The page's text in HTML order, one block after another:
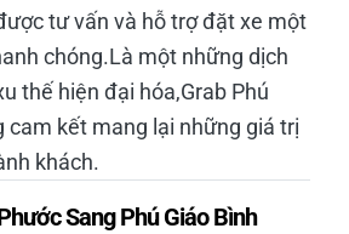
tư vấn và hỗ trợ đặt xe một
chóng.Là một những dịch
thế hiện đại hóa,Grab Phú
cam kết mang lại những giá trị
khách.
Sang Phú Giáo Bình